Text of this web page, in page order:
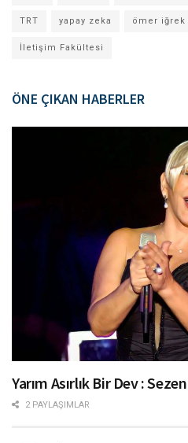
TRT yapay zeka ömer iğrek
İletişim Fakültesi
ÖNE ÇIKAN HABERLER
Yarım Asırlık Bir Dev :
2 PAYLAŞIMLAR